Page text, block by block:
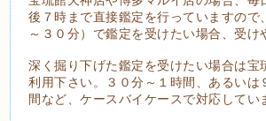
後７時まで直接鑑定を行っていますので
～３０分）で鑑定を受けたい場合、受け
深く掘り下げた鑑定を受けたい場合は宝
利用下さい。３０分～１時間、あるいは
間など、ケースバイケースで対応してい